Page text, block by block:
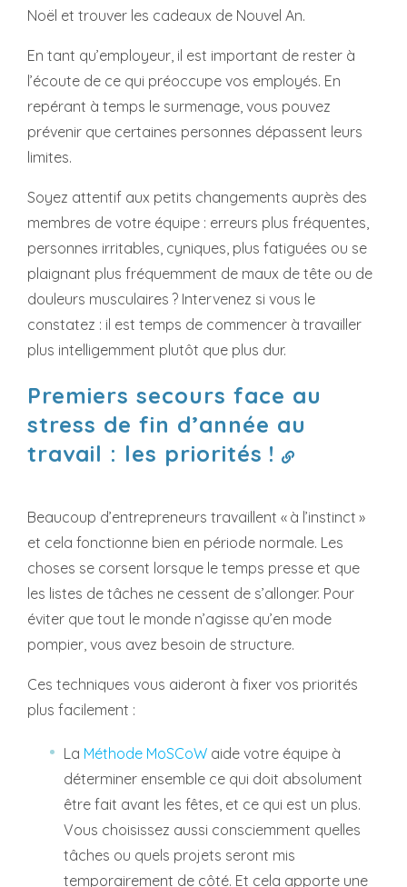
Noël et trouver les cadeaux de Nouvel An.
En tant qu’employeur, il est important de rester à
l’écoute de ce qui préoccupe vos employés. En
repérant à temps le surmenage, vous pouvez
prévenir que certaines personnes dépassent leurs
limites.
Soyez attentif aux petits changements auprès des
membres de votre équipe : erreurs plus fréquentes,
personnes irritables, cyniques, plus fatiguées ou se
plaignant plus fréquemment de maux de tête ou de
douleurs musculaires ? Intervenez si vous le
constatez : il est temps de commencer à travailler
plus intelligemment plutôt que plus dur.
Premiers secours face au
stress de fin d’année au
travail : les priorités !
Beaucoup d’entrepreneurs travaillent « à l’instinct »
et cela fonctionne bien en période normale. Les
choses se corsent lorsque le temps presse et que
les listes de tâches ne cessent de s’allonger. Pour
éviter que tout le monde n’agisse qu’en mode
pompier, vous avez besoin de structure.
Ces techniques vous aideront à fixer vos priorités
plus facilement :
La Méthode MoSCoW aide votre équipe à
déterminer ensemble ce qui doit absolument
être fait avant les fêtes, et ce qui est un plus.
Vous choisissez aussi consciemment quelles
tâches ou quels projets seront mis
temporairement de côté. Et cela apporte une